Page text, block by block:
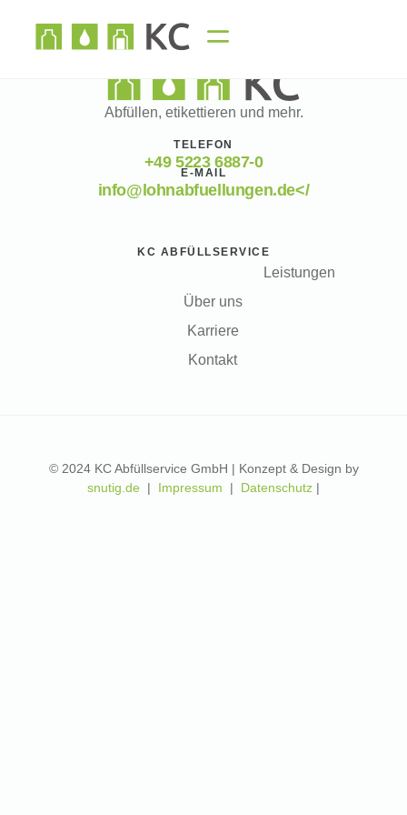
Abfüllen, etikettieren und mehr.
TELEFON
+49 5223 6887-0
E-MAIL
info@lohnabfuellungen.de</
KC ABFÜLLSERVICE
Leistungen
Über uns
Karriere
Kontakt
© 2024 KC Abfüllservice GmbH | Konzept & Design by
snutig.de | Impressum | Datenschutz |